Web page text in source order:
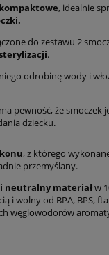
kompaktowe, idealnie
do zestawu 2
.
odrobinę wody i
pewność, że smoczek
dziecku.
, z którego
przemyślany.
neutralny materiałw
i wolny od BPA, BPS,
węglowodorów